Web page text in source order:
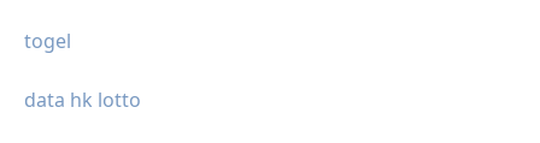
togel
data hk lotto